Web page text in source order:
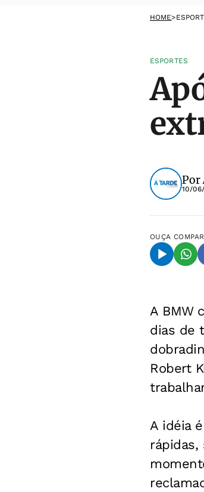
HOME>
ESPORTES
Por
10/
OUÇA
A BMW
dias de
Robert
A idéia